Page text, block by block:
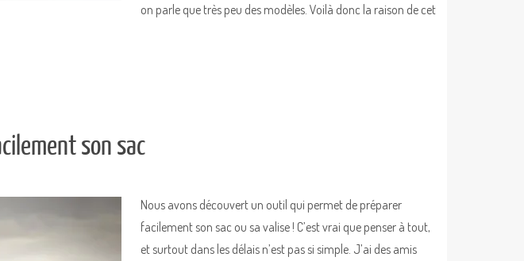
on parle que très peu des modèles. Voilà donc la raison de cet
son sac
Nous avons découvert un outil qui permet de préparer
facilement son sac ou sa valise ! C’est vrai que penser à tout,
et surtout dans les délais n’est pas si simple. J’ai des amis